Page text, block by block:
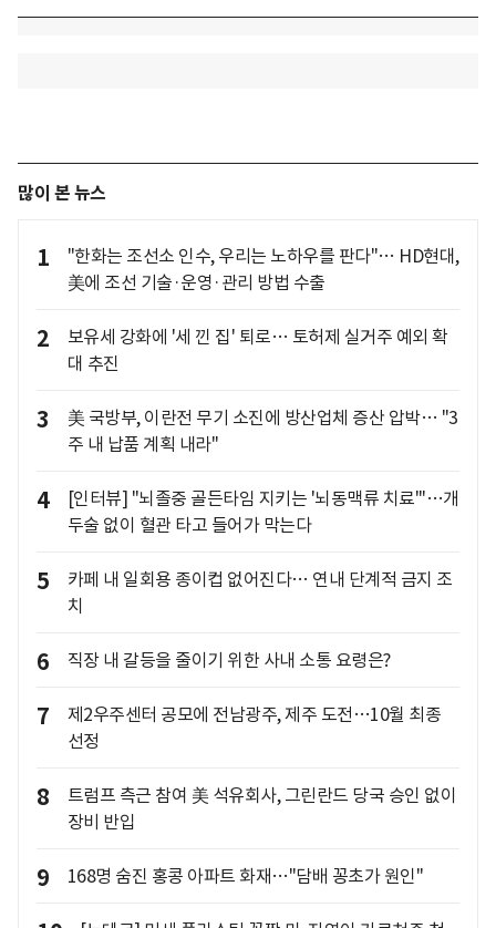
많이 본 뉴스
1
"한화는 조선소 인수, 우리는 노하우를 판다"… HD현대,
美에 조선 기술·운영·관리 방법 수출
2
보유세 강화에 '세 낀 집' 퇴로… 토허제 실거주 예외 확
대 추진
3
美 국방부, 이란전 무기 소진에 방산업체 증산 압박… "3
주 내 납품 계획 내라"
4
[인터뷰] "뇌졸중 골든타임 지키는 '뇌동맥류 치료'"…개
두술 없이 혈관 타고 들어가 막는다
5
카페 내 일회용 종이컵 없어진다… 연내 단계적 금지 조
치
6 직장 내 갈등을 줄이기 위한 사내 소통 요령은?
7
제2우주센터 공모에 전남광주, 제주 도전…10월 최종
선정
8
트럼프 측근 참여 美 석유회사, 그린란드 당국 승인 없이
장비 반입
9 168명 숨진 홍콩 아파트 화재…"담배 꽁초가 원인"